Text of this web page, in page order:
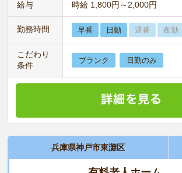
給与 時給 1,800円～2,000円
勤務時間 早番 日勤 遅番 夜勤
こだわり
条件
ブランク 日勤のみ
兵庫県神戸市東灘区